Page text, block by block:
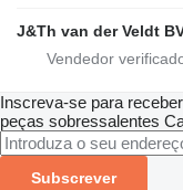
J&Th van der Veldt
Inscreva-se para
peças sobressalentes
Subscrever